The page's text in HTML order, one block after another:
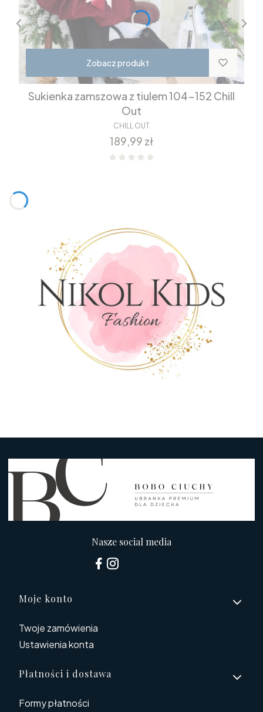
Zobacz produkt
Sukienka zamszowa z tiulem 104-152 Chill
Out
CHILL OUT
Cena
189,99 zł
Nasze social media
Linki w stopce
Moje konto
Twoje zamówienia
Ustawienia konta
Płatności i dostawa
Formy płatności